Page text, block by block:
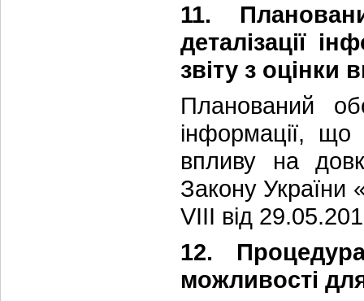
11.
деталізації
звіту з оцінки
Планований
інформації, що
впливу на
Закону України
VIII від
12.
можливості